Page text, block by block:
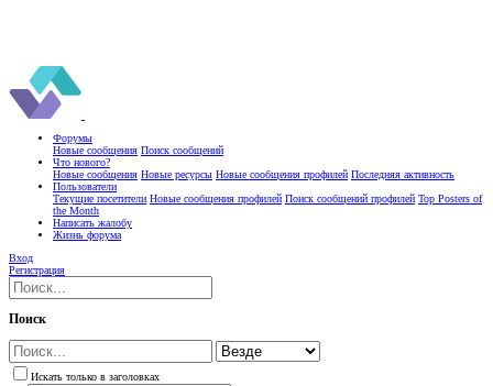
Форумы
Новые сообщения Поиск сообщений
Что нового?
Новые сообщения Новые ресурсы Новые сообщения профилей Последняя активность
Пользователи
Текущие посетители Новые сообщения профилей Поиск сообщений профилей Top Posters of
the Month
Написать жалобу
Жизнь форума
Вход
Регистрация
Поиск
Искать только в заголовках